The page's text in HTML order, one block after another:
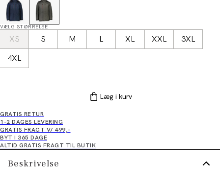
VÆLG STØRRELSE
XS S M L XL XXL
3XL
4XL
Læg i kurv
GRATIS RETUR
1-2 DAGES LEVERING
GRATIS FRAGT V/ 499,-
BYT I 365 DAGE
ALTID GRATIS FRAGT TIL BUTIK
Beskrivelse